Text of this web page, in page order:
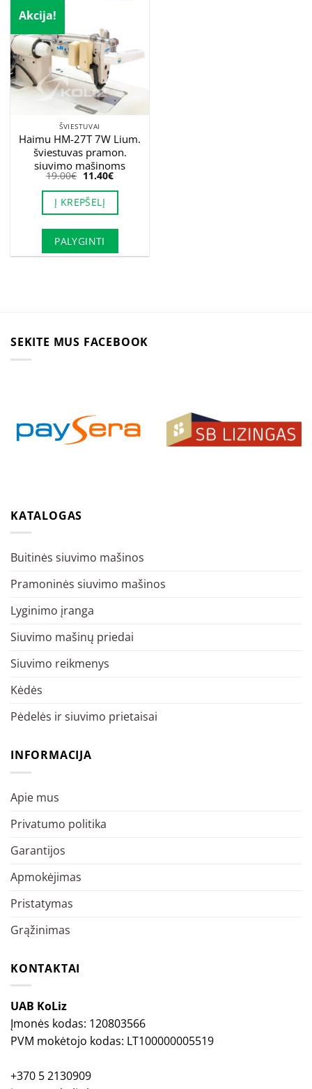
Akcija!
ŠVIESTUVAI
Haimu HM-27T 7W Lium.
šviestuvas pramon.
siuvimo mašinoms
19.00€ Original
price
was:
19.00€.
11.40€Current
price
is:
Į KREPŠELĮ
PALYGINTI
SEKITE MUS FACEBOOK
KATALOGAS
Buitinės siuvimo mašinos
Pramoninės siuvimo mašinos
Lyginimo įranga
Siuvimo mašinų priedai
Siuvimo reikmenys
Kėdės
Pėdelės ir siuvimo prietaisai
INFORMACIJA
Apie mus
Privatumo politika
Garantijos
Apmokėjimas
Pristatymas
Grąžinimas
KONTAKTAI
UAB KoLiz
Įmonės kodas: 120803566
PVM mokėtojo kodas: LT100000005519
+370 5 2130909